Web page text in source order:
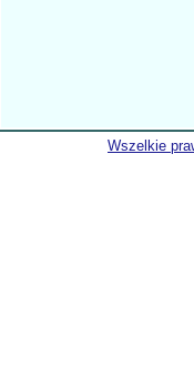
Wszelkie